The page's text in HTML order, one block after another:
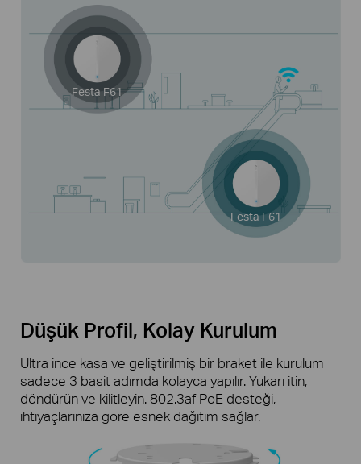
Festa F61
Festa F61
Düşük Profil, Kolay Kurulum
Ultra ince kasa ve geliştirilmiş bir braket ile kurulum
sadece 3 basit adımda kolayca yapılır. Yukarı itin,
döndürün ve kilitleyin. 802.3af PoE desteği,
ihtiyaçlarınıza göre esnek dağıtım sağlar.